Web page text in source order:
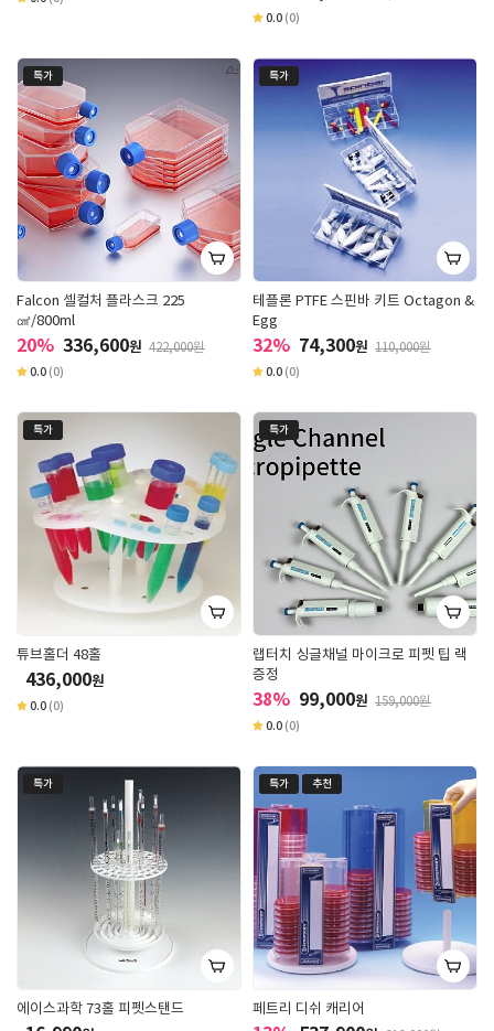
0.0 (0)
특가
Falcon 셀컬처 플라스크 225
㎠/800ml
20% 336,600원 422,000원
0.0 (0)
특가
테플론 PTFE 스핀바 키트 Octagon &
Egg
32% 74,300원 110,000원
0.0 (0)
특가
튜브홀더 48홀
436,000원
0.0 (0)
특가
랩터치 싱글채널 마이크로 피펫 팁 랙
증정
38% 99,000원 159,000원
0.0 (0)
특가
에이스과학 73홀 피펫스탠드
특가 추천
페트리 디쉬 캐리어